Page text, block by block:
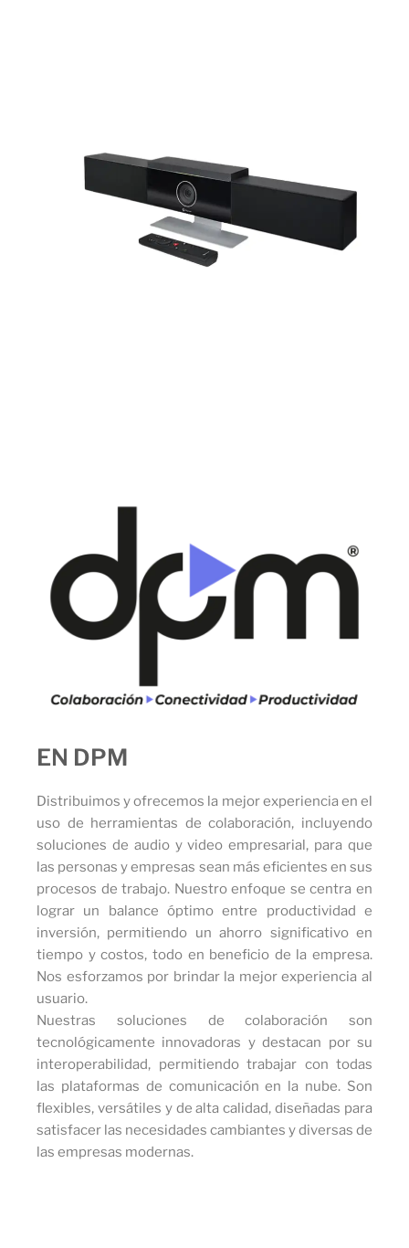
EN DPM
Distribuimos y ofrecemos la mejor experiencia en el
uso de herramientas de colaboración, incluyendo
soluciones de audio y video empresarial, para que
las personas y empresas sean más eficientes en sus
procesos de trabajo. Nuestro enfoque se centra en
lograr un balance óptimo entre productividad e
inversión, permitiendo un ahorro significativo en
tiempo y costos, todo en beneficio de la empresa.
Nos esforzamos por brindar la mejor experiencia al
usuario.
Nuestras soluciones de colaboración son
tecnológicamente innovadoras y destacan por su
interoperabilidad, permitiendo trabajar con todas
las plataformas de comunicación en la nube. Son
flexibles, versátiles y de alta calidad, diseñadas para
satisfacer las necesidades cambiantes y diversas de
las empresas modernas.